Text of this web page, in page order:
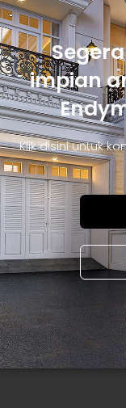
impian
Klik disini untuk